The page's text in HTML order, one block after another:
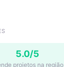
5.0/5
projetos na região